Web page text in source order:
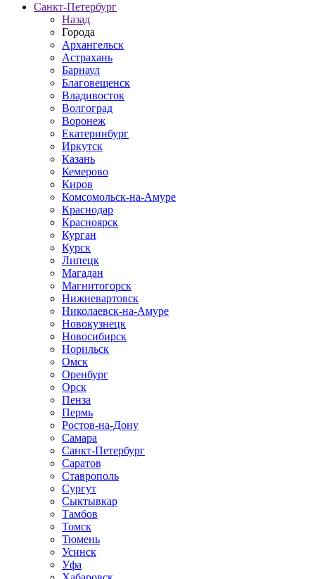
Санкт-Петербург
Назад
Города
Архангельск
Астрахань
Барнаул
Благовещенск
Владивосток
Волгоград
Воронеж
Екатеринбург
Иркутск
Казань
Кемерово
Киров
Комсомольск-на-Амуре
Краснодар
Красноярск
Курган
Курск
Липецк
Магадан
Магнитогорск
Нижневартовск
Николаевск-на-Амуре
Новокузнецк
Новосибирск
Норильск
Омск
Оренбург
Орск
Пенза
Пермь
Ростов-на-Дону
Самара
Санкт-Петербург
Саратов
Ставрополь
Сургут
Сыктывкар
Тамбов
Томск
Тюмень
Усинск
Уфа